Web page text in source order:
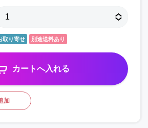
取り寄せ 別途送料あり
カートへ入れる
加